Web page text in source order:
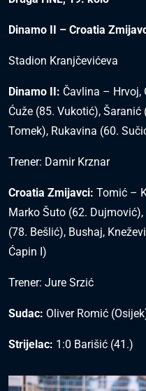
Dinamo II – Croatia
Stadion Kranjčevićeva
Dinamo II: Čavlina – Hrvoj,
Ćuže (85. Vukotić),
Tomek), Rukavina (60.
Trener: Damir Krznar
Croatia Zmijavci: Tomić –
Marko Šuto (62.
(78. Bešlić), Bushaj,
Ćapin I)
Trener: Jure Srzić
Sudac: Oliver Romić
Strijelac: 1:0 Barišić (41.)